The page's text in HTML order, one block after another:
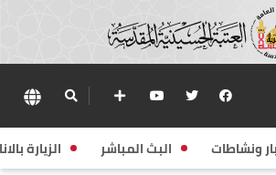
ونشاطات البث المباشر الزيارة